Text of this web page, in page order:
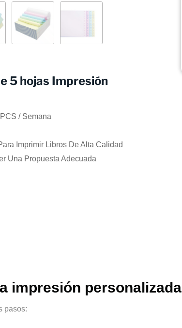
5 hojas Impresión
/ Semana
Imprimir Libros De Alta Calidad
Una Propuesta Adecuada
impresión personalizada
pasos: